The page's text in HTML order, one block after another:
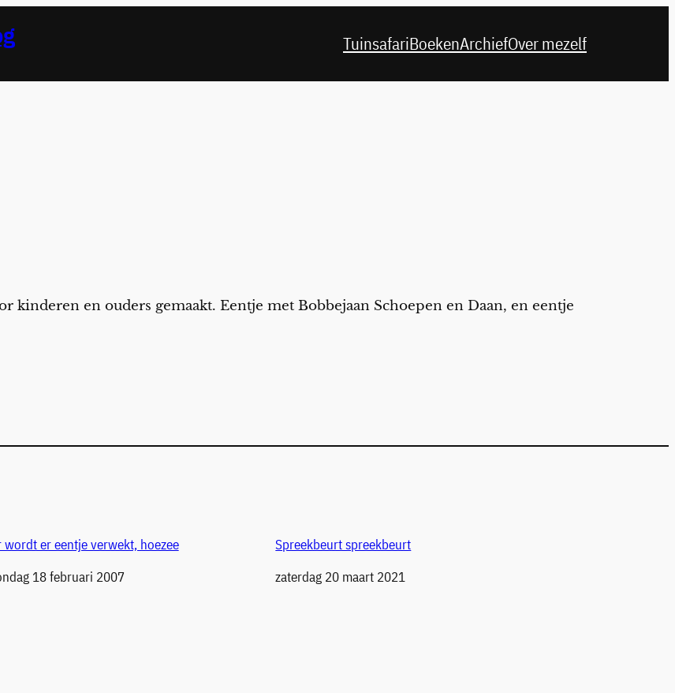
TuinsafariBoekenArchiefOver mezelf
kinderen en ouders gemaakt. Eentje met Bobbejaan Schoepen en Daan, en eentje
wordt er eentje verwekt, hoezee
18 februari 2007
Spreekbeurt spreekbeurt
Datum
zaterdag 20 maart 2021